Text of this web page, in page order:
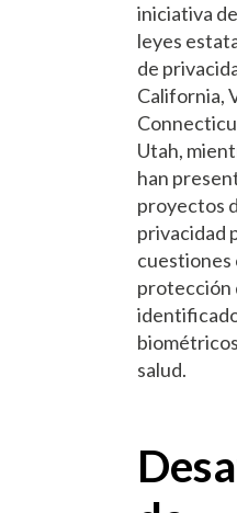
iniciativa
leyes
de
California,
Utah,
han
proyectos
privacidad
cuestiones
protección
salud.